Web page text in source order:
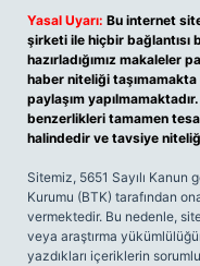
Yasal Uyarı: Bu internet
şirketi ile hiçbir bağlantısı
hazırladığımız makaleler
haber niteliği
paylaşım
benzerlikleri tamamen
halindedir ve tavsiye
Sitemiz, 5651 Sayılı
Kurumu (BTK) tarafından
vermektedir. Bu nedenle,
veya araştırma
yazdıkları içeriklerin